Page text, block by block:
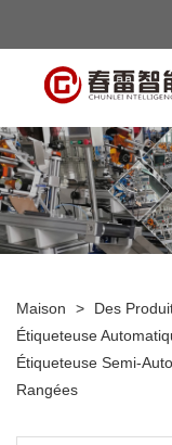
Maison > Des
Étiqueteuse
Étiqueteuse Semi-
Rangées